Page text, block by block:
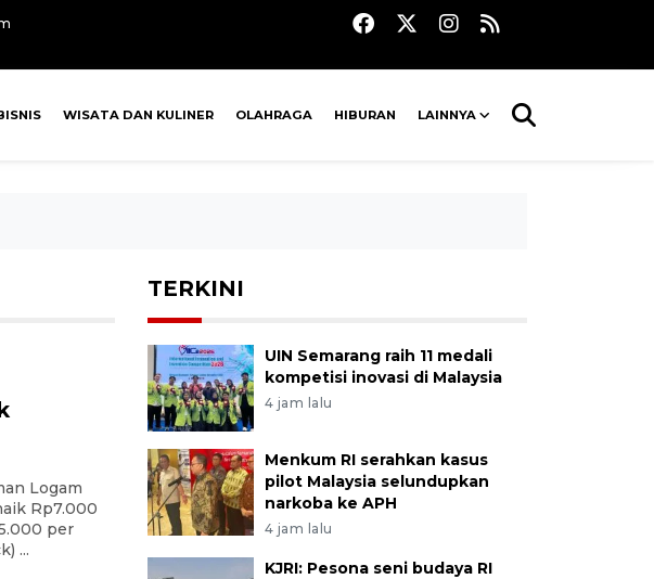
WISATA DAN KULINER OLAHRAGA HIBURAN LAINNYA
Logam
Rp7.000
per
...
TERKINI
UIN Semarang raih 11 medali
kompetisi inovasi di Malaysia
4 jam lalu
Menkum RI serahkan kasus
pilot Malaysia selundupkan
narkoba ke APH
4 jam lalu
KJRI: Pesona seni budaya RI